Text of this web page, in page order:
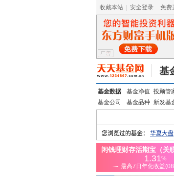
收藏本站 安全登录 免费
基
基金数据 基金净值 投顾管
基金公司
基金品种 新发基